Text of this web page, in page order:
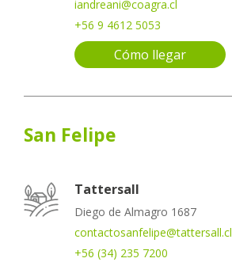
iandreani@coagra.cl
+56 9 4612 5053
Cómo llegar
San Felipe
Tattersall
Diego de Almagro 1687
contactosanfelipe@tattersall.cl
+56 (34) 235 7200